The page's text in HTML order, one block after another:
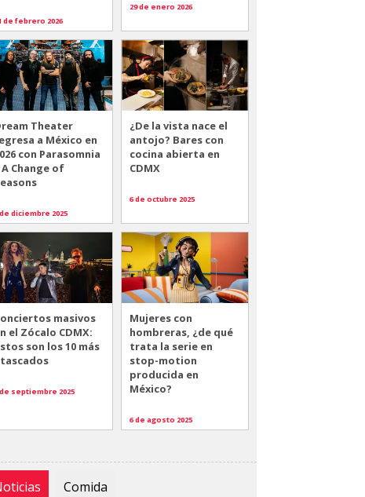
de febrero 2026
29 de enero 2026
Theater
a México en
con Parasomnia
A Change of
diciembre 2025
¿De la vista nace el
antojo? Bares con
cocina abierta en
CDMX
6 de octubre 2025
masivos
el Zócalo CDMX:
son los 10 más
septiembre 2025
Mujeres con
hombreras, ¿de qué
trata la serie en
stop-motion
producida en
México?
6 de agosto 2025
Comida